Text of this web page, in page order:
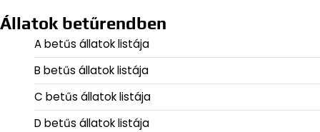
Állatok betűrendben
A betűs állatok listája
B betűs állatok listája
C betűs állatok listája
D betűs állatok listája